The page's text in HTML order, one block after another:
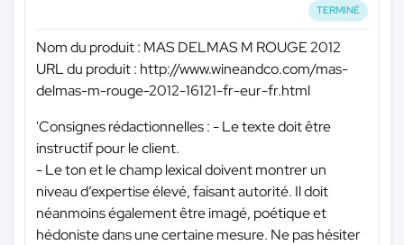
TERMINÉ
Nom du produit : MAS DELMAS M ROUGE 2012
URL du produit : http://www.wineandco.com/mas-
delmas-m-rouge-2012-16121-fr-eur-fr.html
'Consignes rédactionnelles : - Le texte doit être
instructif pour le client.
- Le ton et le champ lexical doivent montrer un
niveau d’expertise élevé, faisant autorité. Il doit
néanmoins également être imagé, poétique et
hédoniste dans une certaine mesure. Ne pas hésiter